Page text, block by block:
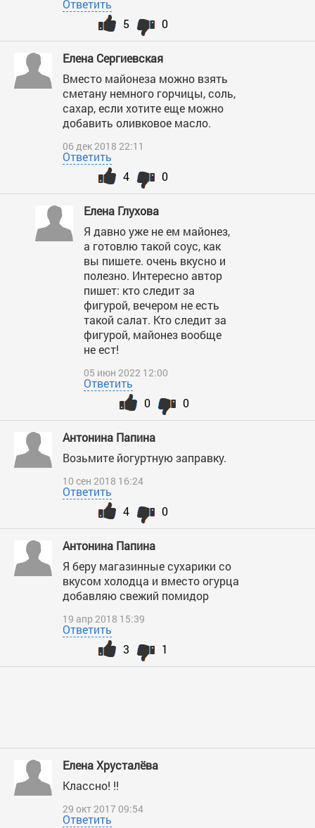
Ответить
0
5
Елена Сергиевская
Вместо майонеза можно взять
сметану немного горчицы, соль,
сахар, если хотите еще можно
добавить оливковое масло.
06 дек 2018 22:11
Ответить
0
4
Елена Глухова
Я давно уже не ем майонез,
а готовлю такой соус, как
вы пишете. очень вкусно и
полезно. Интересно автор
пишет: кто следит за
фигурой, вечером не есть
такой салат. Кто следит за
фигурой, майонез вообще
не ест!
05 июн 2022 12:00
Ответить
0
0
Антонина Папина
Возьмите йогуртную заправку.
10 сен 2018 16:24
Ответить
0
4
Антонина Папина
Я беру магазинные сухарики со
вкусом холодца и вместо огурца
добавляю свежий помидор
19 апр 2018 15:39
Ответить
1
3
Елена Хрусталёва
Классно! !!
29 окт 2017 09:54
Ответить